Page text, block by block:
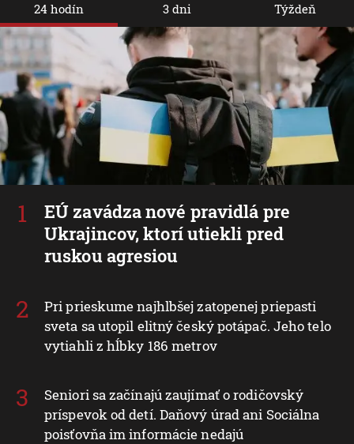
24 hodín
EÚ zavádza nové pravidlá pre
Ukrajincov, ktorí utiekli pred
ruskou agresiou
Pri prieskume najhlbšej zatopenej priepasti
sveta sa utopil elitný český potápač. Jeho telo
vytiahli z hĺbky 186 metrov
Seniori sa začínajú zaujímať o rodičovský
príspevok od detí. Daňový úrad ani Sociálna
poisťovňa im informácie nedajú
3 dni Týždeň